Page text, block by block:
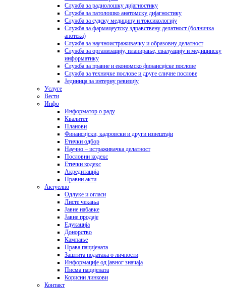
Служба за радиолошку дијагностику
Служба за патолошко анатомску дијагностику
Служба за судску медицину и токсикологију
Служба за фармацеутску здравствену делатност (болничка
апотека)
Служба за научноистраживачку и образовну делатност
Служба за организацију, планирање, евалуацију и медицинску
информатику
Служба за правне и економско финансијске послове
Служба за техничке послове и друге сличне послове
Јединица за интерну ревизију
Услуге
Вести
Инфо
Информатор о раду
Квалитет
Планови
Финансијски, кадровски и други извештаји
Етички одбор
Научно – истраживачка делатност
Пословни кодекс
Етички кодекс
Акредитација
Правни акти
Актуелно
Одлуке и огласи
Листе чекања
Јавне набавке
Јавне продаје
Едукација
Донорство
Кампање
Права пацијената
Заштита података o личности
Информације од јавног значаја
Писма пацијената
Корисни линкови
Контакт